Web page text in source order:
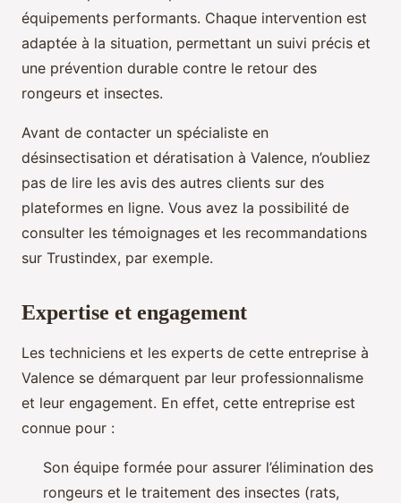
équipements performants. Chaque intervention est
adaptée à la situation, permettant un suivi précis et
une prévention durable contre le retour des
rongeurs et insectes.
Avant de contacter un spécialiste en
désinsectisation et dératisation à Valence, n’oubliez
pas de lire les avis des autres clients sur des
plateformes en ligne. Vous avez la possibilité de
consulter les témoignages et les recommandations
sur Trustindex, par exemple.
Expertise et engagement
Les techniciens et les experts de cette entreprise à
Valence se démarquent par leur professionnalisme
et leur engagement. En effet, cette entreprise est
connue pour :
Son équipe formée pour assurer l’élimination des
rongeurs et le traitement des insectes (rats,